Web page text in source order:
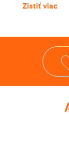
Zistiť viac